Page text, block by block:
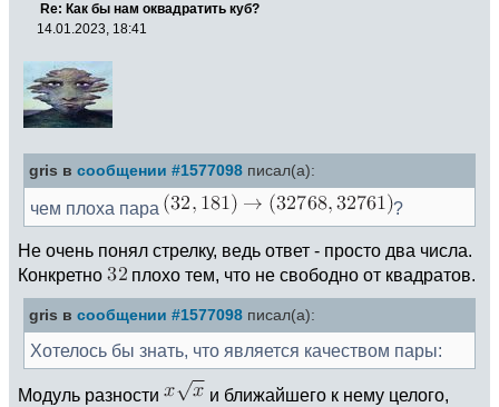
Re: Как бы нам оквадратить куб?
14.01.2023, 18:41
gris в сообщении #1577098 писал(а):
чем плоха пара ?
Не очень понял стрелку, ведь ответ - просто два числа.
Конкретно
плохо тем, что не свободно от квадратов.
gris в сообщении #1577098 писал(а):
Хотелось бы знать, что является качеством пары:
Модуль разности
и ближайшего к нему целого,